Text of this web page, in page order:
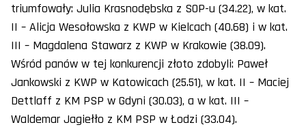
triumfowały: Julia Krasnodębska z SOP-u (34.22), w kat.
II – Alicja Wesołowska z KWP w Kielcach (40.68) i w kat.
III – Magdalena Stawarz z KWP w Krakowie (38.09).
Wśród panów w tej konkurencji złoto zdobyli: Paweł
Jankowski z KWP w Katowicach (25.51), w kat. II – Maciej
Dettlaff z KM PSP w Gdyni (30.03), a w kat. III –
Waldemar Jagiełło z KM PSP w Łodzi (33.04).